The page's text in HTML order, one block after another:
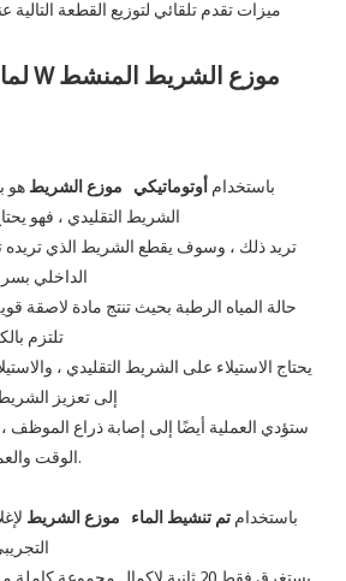
*ميزات تقدم تلقائي لتوزيع القطعة التالية
لماذا تختار استخدام W موزع الشريط المنشط
باستخدام أوتوماتيكي موزع الشريط هو
تريد ذلك ، وسوف يقطع الشريط الذي تريده
حالة المياه الرطبة بحيث تنتج مادة لاصقة
يحتاج الاستيلاء على الشريط التقليدي ،
ستؤدي العملية أيضًا إلى إصابة ذراع الموظف ،
الوقت والعمالة والمصروفات الطبية.
باستخدام تم تنشيط الماء موزع الشريط